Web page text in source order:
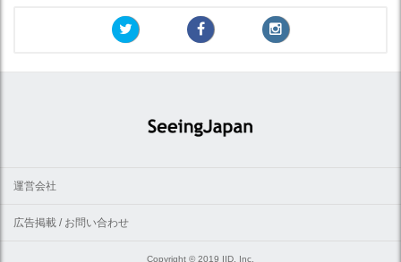
運営会社
広告掲載 / お問い合わせ
Copyright © 2019 IID, Inc.